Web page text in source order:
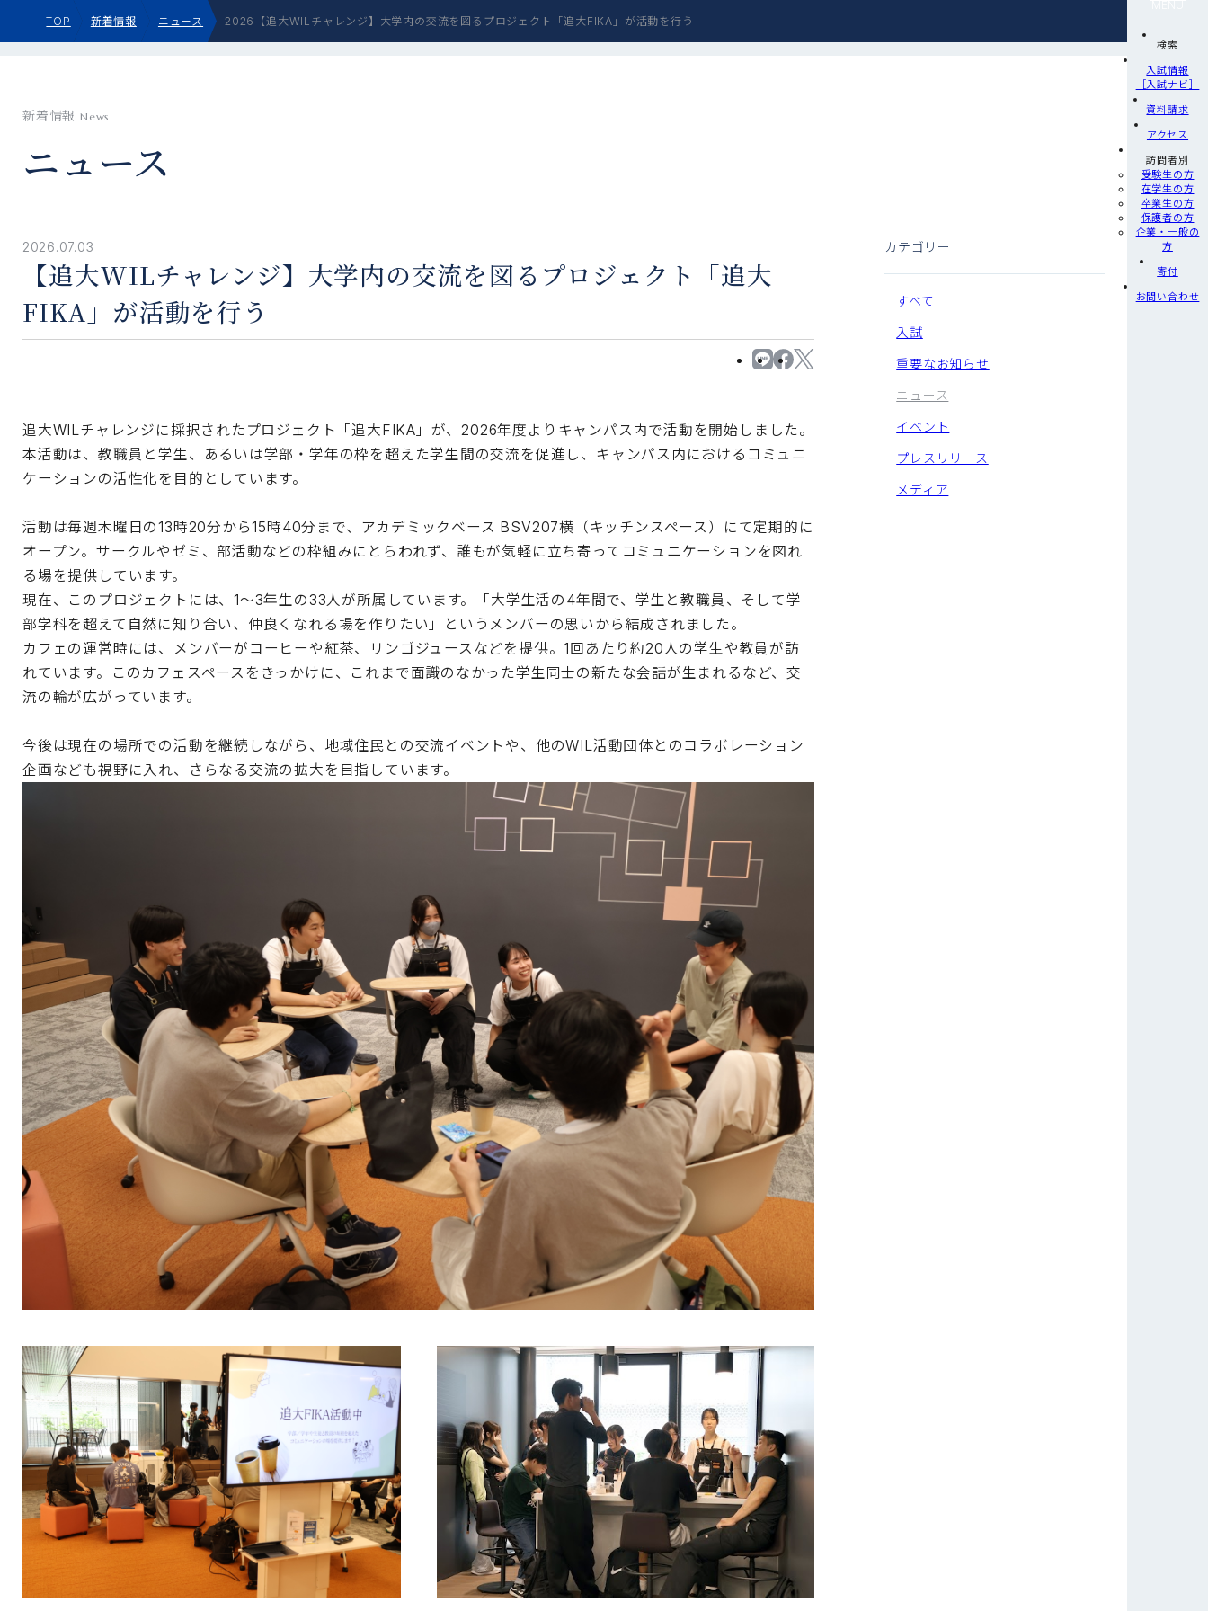
TOP 新着情報 ニュース 2026【追大WILチャレンジ】大学内の交流を図るプロジェクト「追大FIKA」が活動を行う
検索
入試情報
［入試ナビ］
資料請求
アクセス
訪問者別
受験生の方
在学生の方
卒業生の方
保護者の方
企業・一般の
方
寄付
お問い合わせ
新着情報News
ニュース
カテゴリー
すべて
入試
重要なお知らせ
ニュース
イベント
プレスリリース
メディア
【追大WILチャレンジ】大学内の交流を図るプロジェクト「追大
FIKA」が活動を行う
2026.07.03
追大WILチャレンジに採択されたプロジェクト「追大FIKA」が、2026年度よりキャンパス内で活動を開始しました。
本活動は、教職員と学生、あるいは学部・学年の枠を超えた学生間の交流を促進し、キャンパス内におけるコミュニ
ケーションの活性化を目的としています。
活動は毎週木曜日の13時20分から15時40分まで、アカデミックベース BSV207横（キッチンスペース）にて定期的に
オープン。サークルやゼミ、部活動などの枠組みにとらわれず、誰もが気軽に立ち寄ってコミュニケーションを図れ
る場を提供しています。
現在、このプロジェクトには、1〜3年生の33人が所属しています。「大学生活の4年間で、学生と教職員、そして学
部学科を超えて自然に知り合い、仲良くなれる場を作りたい」というメンバーの思いから結成されました。
カフェの運営時には、メンバーがコーヒーや紅茶、リンゴジュースなどを提供。1回あたり約20人の学生や教員が訪
れています。このカフェスペースをきっかけに、これまで面識のなかった学生同士の新たな会話が生まれるなど、交
流の輪が広がっています。
今後は現在の場所での活動を継続しながら、地域住民との交流イベントや、他のWIL活動団体とのコラボレーション
企画なども視野に入れ、さらなる交流の拡大を目指しています。